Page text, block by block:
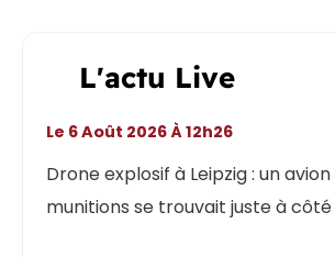
L'actu Live
Drone explosif à Leipzig : un
munitions se trouvait juste à côté
Le 6 Août 2026 À 12h26